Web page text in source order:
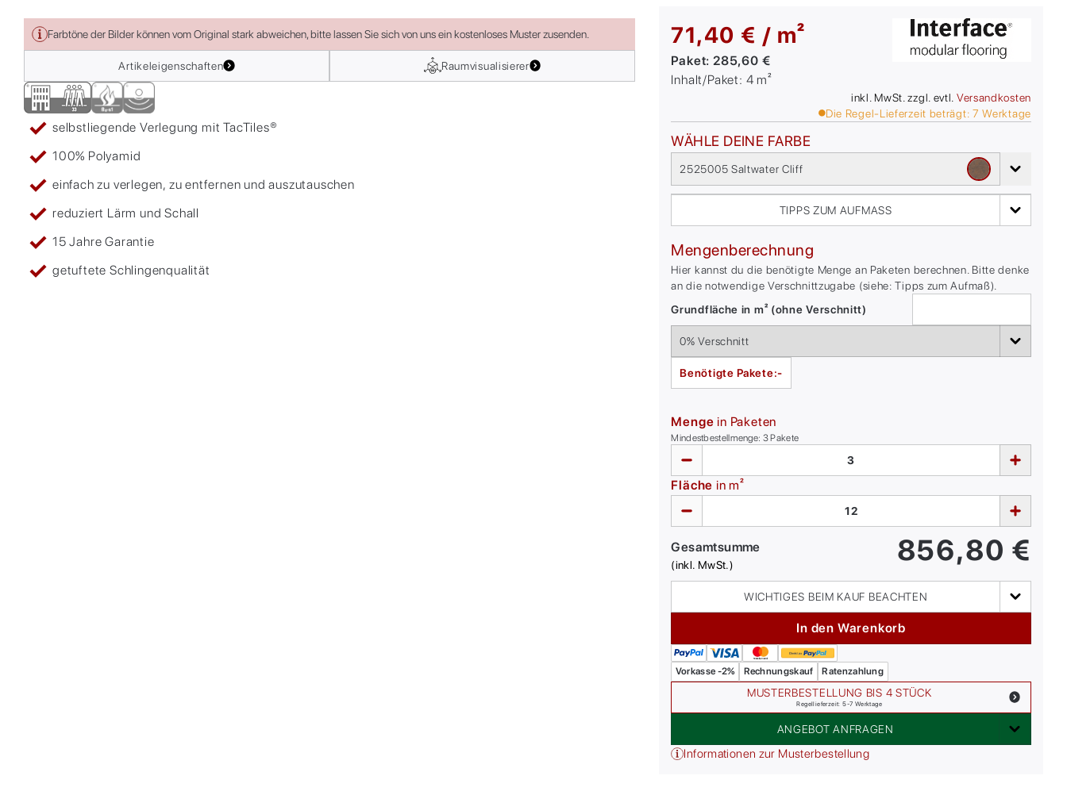
Farbtöne der Bilder können vom Original stark abweichen, bitte lassen Sie sich von uns ein kostenloses Muster zusenden.
Artikeleigenschaften Raumvisualisierer
selbstliegende Verlegung mit TacTiles®
100% Polyamid
einfach zu verlegen, zu entfernen und auszutauschen
reduziert Lärm und Schall
15 Jahre Garantie
getuftete Schlingenqualität
71,40 € / m²
Paket: 285,60 €
Inhalt/Paket: 4 m²
inkl. MwSt. zzgl. evtl. Versandkosten
Die Regel-Lieferzeit beträgt: 7 Werktage
WÄHLE DEINE FARBE
2525005 Saltwater Cliff
TIPPS ZUM AUFMASS
Mengenberechnung
Hier kannst du die benötigte Menge an Paketen berechnen. Bitte denke
an die notwendige Verschnittzugabe (siehe: Tipps zum Aufmaß).
Grundfläche in m² (ohne Verschnitt)
Benötigte Pakete:-
Menge in Paketen
Mindestbestellmenge: 3Pakete
Fläche in m²
Gesamtsumme
(inkl. MwSt.) 856,80 €
WICHTIGES BEIM KAUF BEACHTEN
In den Warenkorb
Vorkasse -2% Rechnungskauf Ratenzahlung
MUSTERBESTELLUNG BIS 4 STÜCK
Regellieferzeit: 5-7 Werktage
ANGEBOT ANFRAGEN
Informationen zur Musterbestellung